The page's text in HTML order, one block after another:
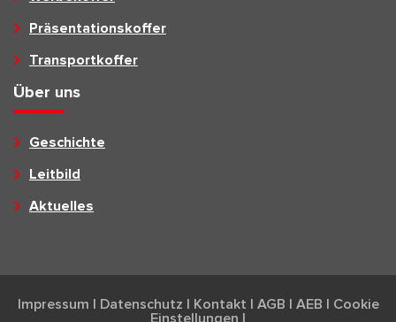
Präsentationskoffer
Transportkoffer
Über uns
Geschichte
Leitbild
Aktuelles
Impressum Datenschutz Kontakt AGB AEB
Cookie
Einstellungen